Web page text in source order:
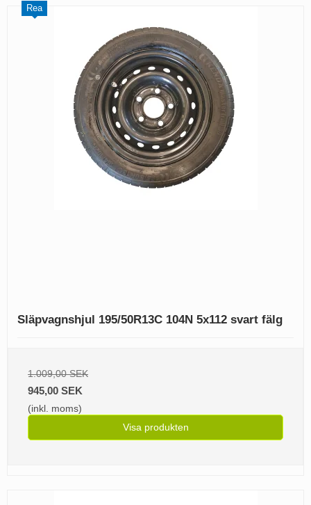
Rea
Släpvagnshjul 195/50R13C 104N 5x112 svart fälg
1.009,00 SEK
945,00 SEK
(inkl. moms)
Visa produkten